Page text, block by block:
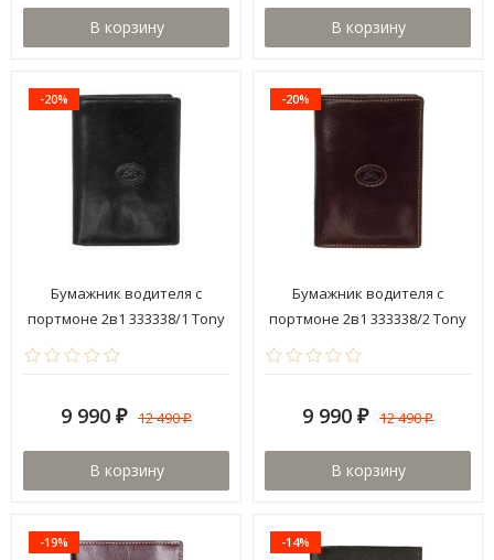
В корзину В корзину
-20%
Бумажник водителя с
портмоне 2в1 333338/1 Tony
Perotti
9 990 ₽ 12 490₽
В корзину
-20%
Бумажник водителя с
портмоне 2в1 333338/2 Tony
Perotti
9 990 ₽ 12 490₽
В корзину
-19% -14%